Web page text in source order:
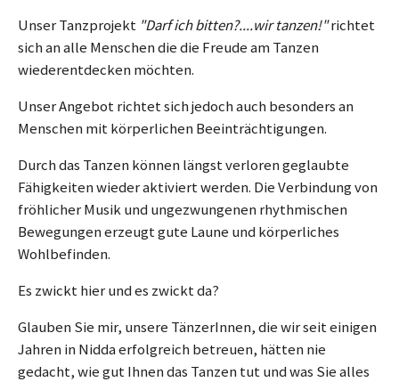
Unser Tanzprojekt "Darf ich bitten?....wir tanzen!"richtet
sich an alle Menschen die die Freude am Tanzen
wiederentdecken möchten.
Unser Angebot richtet sich jedoch auch besonders an
Menschen mit körperlichen Beeinträchtigungen.
Durch das Tanzen können längst verloren geglaubte
Fähigkeiten wieder aktiviert werden. Die Verbindung von
fröhlicher Musik und ungezwungenen rhythmischen
Bewegungen erzeugt gute Laune und körperliches
Wohlbefinden.
Es zwickt hier und es zwickt da?
Glauben Sie mir, unsere TänzerInnen, die wir seit einigen
Jahren in Nidda erfolgreich betreuen, hätten nie
gedacht, wie gut Ihnen das Tanzen tut und was Sie alles